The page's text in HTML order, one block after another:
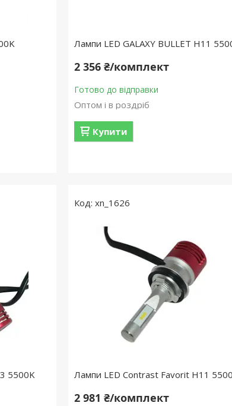
Лампи LED GALAXY BULLET H11
2 356 ₴/комплект
Готово до відправки
Оптом і в роздріб
Купити
5500K
xn_1626
Лампи LED Contrast Favorit H11
2 981 ₴/комплект